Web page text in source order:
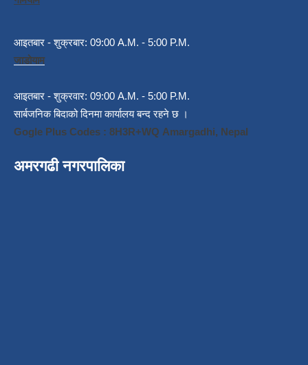
आइतबार - शुक्रबार: 09:00 A.M. - 5:00 P.M.
जाडोयाम
आइतबार - शुक्रवार: 09:00 A.M. - 5:00 P.M.
सार्बजनिक बिदाको दिनमा कार्यालय बन्द रहने छ ।
Gogle Plus Codes : 8H3R+WQ Amargadhi, Nepal
अमरगढी नगरपालिका